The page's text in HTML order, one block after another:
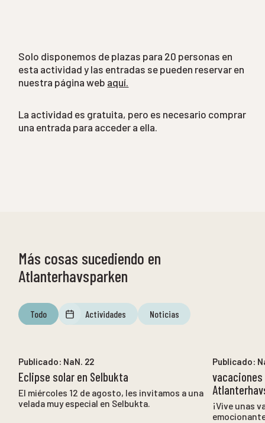
Solo disponemos de plazas para 20 personas en
esta actividad y las entradas se pueden reservar en
nuestra página web aquí.
La actividad es gratuita, pero es necesario comprar
una entrada para acceder a ella.
Más cosas sucediendo en
Atlanterhavsparken
Todo Actividades Noticias
Publicado: NaN. 22
Eclipse solar en Selbukta
El miércoles 12 de agosto, les invitamos a una
velada muy especial en Selbukta.
Publicado:
vacaciones
¡Vive unas